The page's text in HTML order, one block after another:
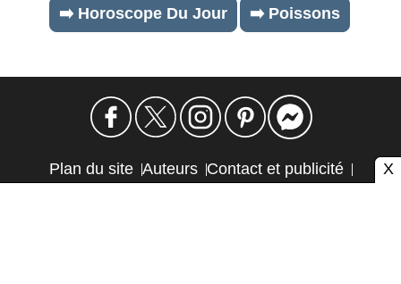
➡️ Horoscope Du Jour ➡️ Poissons
Plan du site Auteurs Contact et publicité
X